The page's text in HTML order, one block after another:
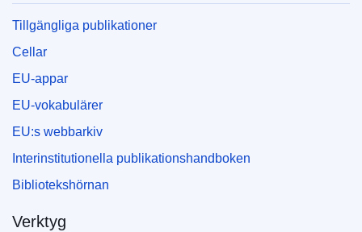
Tillgängliga publikationer
Cellar
EU-appar
EU-vokabulärer
EU:s webbarkiv
Interinstitutionella publikationshandboken
Bibliotekshörnan
Verktyg